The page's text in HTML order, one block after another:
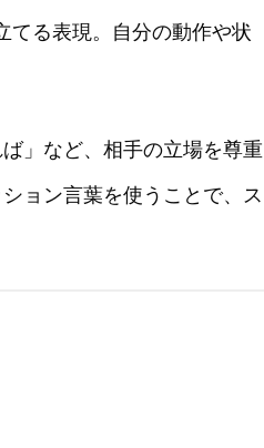
てる表現。自分の動作や状
」など、相手の立場を尊重
ョン言葉を使うことで、ス